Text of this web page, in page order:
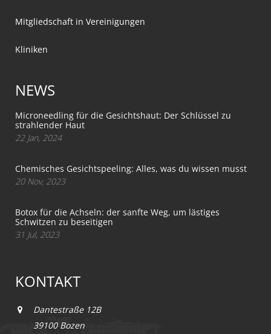
Mitgliedschaft in Vereinigungen
Kliniken
NEWS
Microneedling für die Gesichtshaut: Der Schlüssel zu
strahlender Haut
22 Jan, 2024
Chemisches Gesichtspeeling: Alles, was du wissen musst
20 Nov, 2023
Botox für die Achseln: der sanfte Weg, um lästiges
Schwitzen zu beseitigen
31 Jul, 2023
KONTAKT
Dantestraße 12B
39100 Bozen